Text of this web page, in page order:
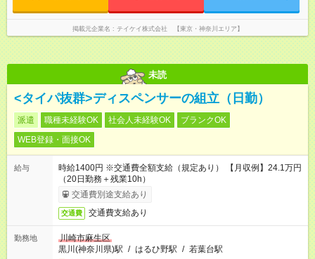
掲載元企業名 テイケイ株式会社 【東京・神奈川エリア】
未読
<タイパ抜群>ディスペンサーの組立（日勤）
派遣 職種未経験OK 社会人未経験OK
ブランクOK
WEB登録・面接OK
給与
時給1400円 ※交通費全額支給（規定あり） 【月収例】24.1万円
（20日勤務＋残業10h）
交通費別途支給あり
交通費 交通費支給あり
勤務地
川崎市麻生区
黒川(神奈川県)駅 / はるひ野駅 / 若葉台駅